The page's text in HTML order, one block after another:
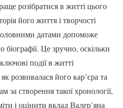
розібратися в житті цього
його життя і творчості
датами допоможе
біографії. Це зручно, оскільки
події в житті
розвивалася його кар’єра та
за створення такої хронології,
і оцінити вклад Валер’яна